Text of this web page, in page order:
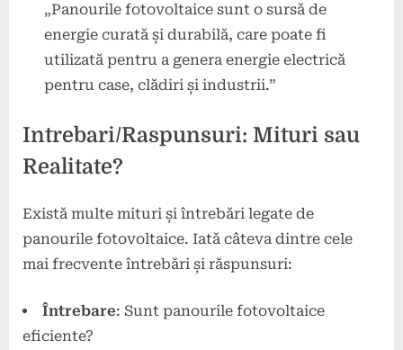
„Panourile fotovoltaice sunt o sursă de
energie curată și durabilă, care poate fi
utilizată pentru a genera energie electrică
pentru case, clădiri și industrii.”
Intrebari/Raspunsuri: Mituri sau
Realitate?
Există multe mituri și întrebări legate de
panourile fotovoltaice. Iată câteva dintre cele
mai frecvente întrebări și răspunsuri:
Întrebare: Sunt panourile fotovoltaice
eficiente?